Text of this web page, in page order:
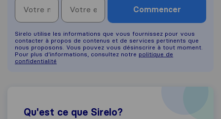
Commencer
Sirelo utilise les informations que vous fournissez pour vous
contacter à propos de contenus et de services pertinents que
nous proposons. Vous pouvez vous désinscrire à tout moment.
Pour plus d’informations, consultez notre politique de
confidentialité
Qu'est ce que Sirelo?